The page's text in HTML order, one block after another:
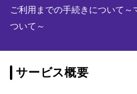
ご利用までの手続きについて
ついて～
サービス概要